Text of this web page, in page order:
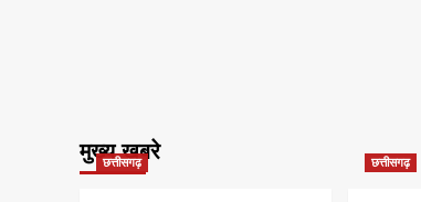
मुख्य खबरे
छत्तीसगढ़ छत्तीसगढ़